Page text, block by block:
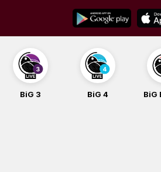
content
BiG 3 BiG 4 BiG